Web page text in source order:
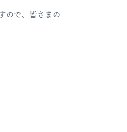
ので、皆さまの